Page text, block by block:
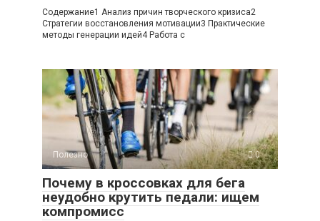
Содержание1 Анализ причин творческого кризиса2
Стратегии восстановления мотивации3 Практические
методы генерации идей4 Работа с
Полезно 0
Почему в кроссовках для бега
неудобно крутить педали: ищем
компромисс